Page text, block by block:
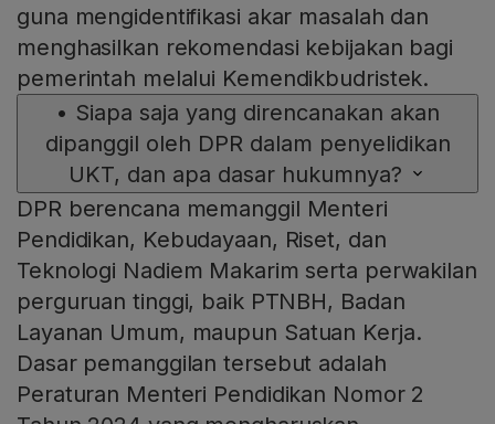
guna mengidentifikasi akar masalah dan
menghasilkan rekomendasi kebijakan bagi
pemerintah melalui Kemendikbudristek.
• Siapa saja yang direncanakan akan
dipanggil oleh DPR dalam penyelidikan
UKT, dan apa dasar hukumnya?
DPR berencana memanggil Menteri
Pendidikan, Kebudayaan, Riset, dan
Teknologi Nadiem Makarim serta perwakilan
perguruan tinggi, baik PTNBH, Badan
Layanan Umum, maupun Satuan Kerja.
Dasar pemanggilan tersebut adalah
Peraturan Menteri Pendidikan Nomor 2